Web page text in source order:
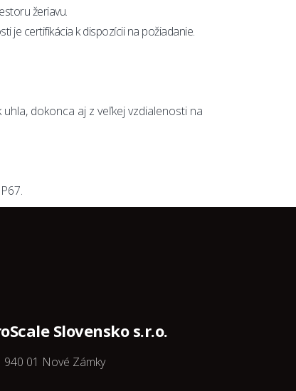
žeriavu.
je certifikácia k dispozícii na požiadanie.
dokonca aj z veľkej vzdialenosti na
Slovensko s.r.o.
940 01 Nové Zámky